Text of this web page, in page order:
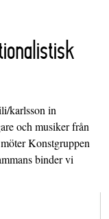
karlsson in
och musiker från
Konstgruppen
binder vi